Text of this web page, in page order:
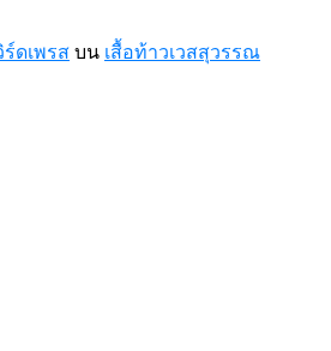
ดเพรส บน เสื้อท้าวเวสสุวรรณ